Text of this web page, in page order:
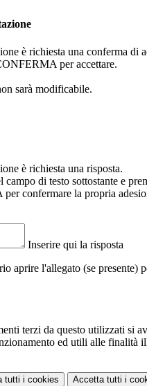
è richiesta una conferma di
per accettare.
sarà modificabile.
è richiesta una risposta.
campo di testo sottostante e
confermare la propria
Inserire qui la risposta
aprire l'allegato (se presente)
terzi da questo utilizzati si
ed utili alle finalità
tutti i cookies Accetta tutti i